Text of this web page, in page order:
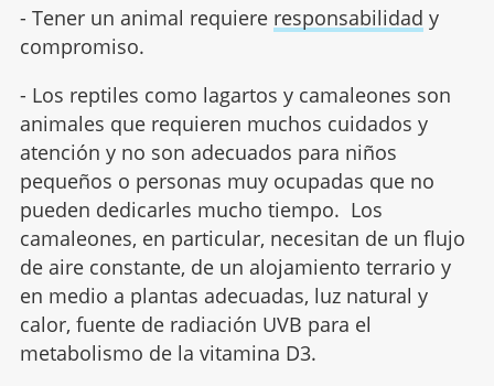
- Tener un animal requiere responsabilidad y
compromiso.
- Los reptiles como lagartos y camaleones son
animales que requieren muchos cuidados y
atención y no son adecuados para niños
pequeños o personas muy ocupadas que no
pueden dedicarles mucho tiempo. Los
camaleones, en particular, necesitan de un flujo
de aire constante, de un alojamiento terrario y
en medio a plantas adecuadas, luz natural y
calor, fuente de radiación UVB para el
metabolismo de la vitamina D3.